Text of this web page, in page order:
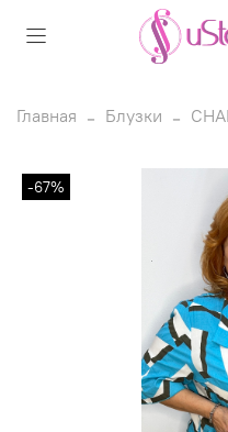
Главная Блузки
-67%